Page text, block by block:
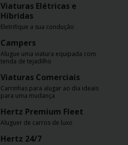
Viaturas Elétricas e
Híbridas
Eletrifique a sua condução
Campers
Alugue uma viatura equipada com
tenda de tejadilho
Viaturas Comerciais
Carrinhas para alugar ao dia ideais
para uma mudança
Hertz Premium Fleet
Aluguer de carros de luxo
Hertz 24/7